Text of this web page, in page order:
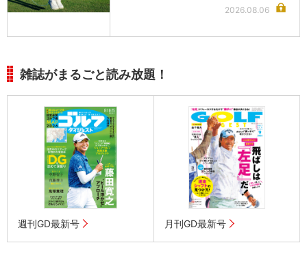
2026.08.06
雑誌がまるごと読み放題！
週刊GD最新号 月刊GD最新号